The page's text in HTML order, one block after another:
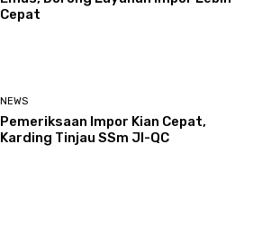
Cepat
NEWS
Pemeriksaan Impor Kian Cepat,
Karding Tinjau SSm JI-QC